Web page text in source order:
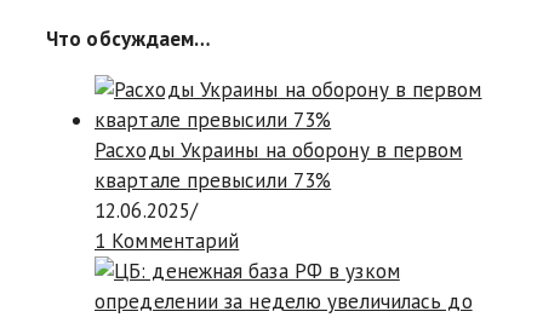
Что обсуждаем…
Расходы Украины на оборону в первом
квартале превысили 73%
12.06.2025/
1 Комментарий